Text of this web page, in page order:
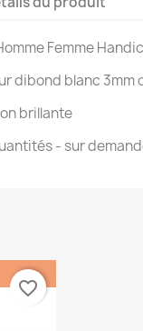
Femme
dibond blanc 3mm
brillante
- sur
favorite_border